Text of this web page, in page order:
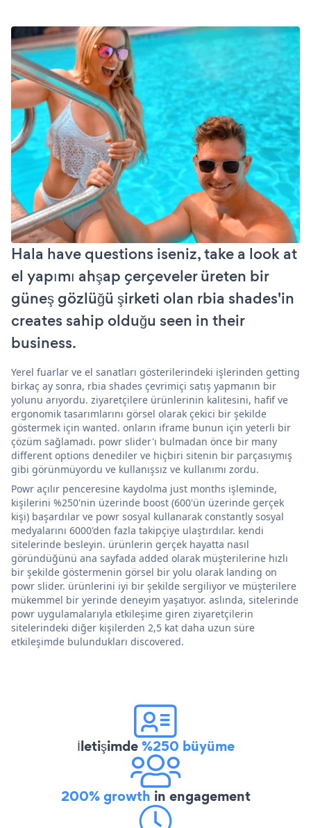
Hala have questions iseniz, take a look at
el yapımı ahşap çerçeveler üreten bir
güneş gözlüğü şirketi olan rbia shades'in
creates sahip olduğu seen in their
business.
Yerel fuarlar ve el sanatları gösterilerindeki işlerinden getting
birkaç ay sonra, rbia shades çevrimiçi satış yapmanın bir
yolunu arıyordu. ziyaretçilere ürünlerinin kalitesini, hafif ve
ergonomik tasarımlarını görsel olarak çekici bir şekilde
göstermek için wanted. onların iframe bunun için yeterli bir
çözüm sağlamadı. powr slider'ı bulmadan önce bir many
different options denediler ve hiçbiri sitenin bir parçasıymış
gibi görünmüyordu ve kullanışsız ve kullanımı zordu.
Powr açılır penceresine kaydolma just months işleminde,
kişilerini %250'nin üzerinde boost (600'ün üzerinde gerçek
kişi) başardılar ve powr sosyal kullanarak constantly sosyal
medyalarını 6000'den fazla takipçiye ulaştırdılar. kendi
sitelerinde besleyin. ürünlerin gerçek hayatta nasıl
göründüğünü ana sayfada added olarak müşterilerine hızlı
bir şekilde göstermenin görsel bir yolu olarak landing on
powr slider. ürünlerini iyi bir şekilde sergiliyor ve müşterilere
mükemmel bir yerinde deneyim yaşatıyor. aslında, sitelerinde
powr uygulamalarıyla etkileşime giren ziyaretçilerin
sitelerindeki diğer kişilerden 2,5 kat daha uzun süre
etkileşimde bulundukları discovered.
İletişimde%250 büyüme
200% growth in engagement